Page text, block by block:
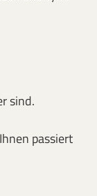
sind.
passiert